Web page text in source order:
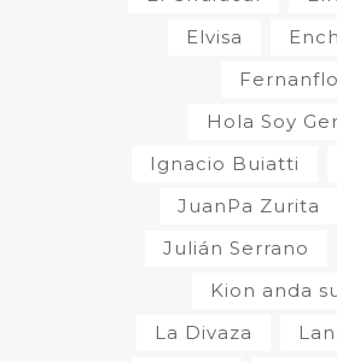
Elvisa
Hola Soy
Ignacio Buiatti
JuanPa Zurita
Julián Serrano
Kion anda
La Divaza